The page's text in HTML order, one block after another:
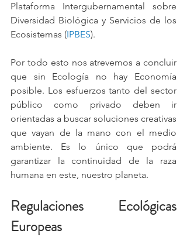
Plataforma Intergubernamental sobre
Diversidad Biológica y Servicios de los
Ecosistemas (IPBES).
Por todo esto nos atrevemos a concluir
que sin Ecología no hay Economía
posible. Los esfuerzos tanto del sector
público como privado deben ir
orientadas a buscar soluciones creativas
que vayan de la mano con el medio
ambiente. Es lo único que podrá
garantizar la continuidad de la raza
humana en este, nuestro planeta.
Regulaciones Ecológicas
Europeas